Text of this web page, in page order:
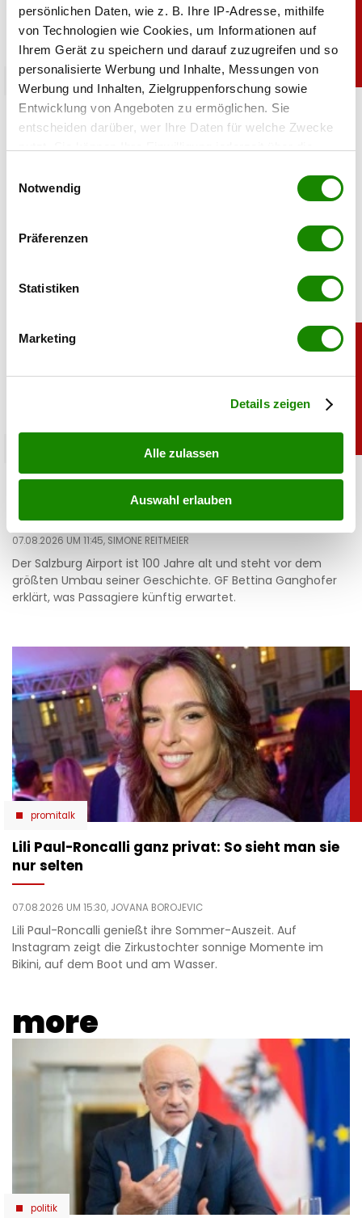
persönlichen Daten, wie z. B. Ihre IP-Adresse, mithilfe
von Technologien wie Cookies, um Informationen auf
Ihrem Gerät zu speichern und darauf zuzugreifen und so
personalisierte Werbung und Inhalte, Messungen von
Werbung und Inhalten, Zielgruppenforschung sowie
Entwicklung von Angeboten zu ermöglichen. Sie
entscheiden darüber, wer Ihre Daten für welche Zwecke
Trigger Symbol ändern oder widerrufen
Informationen über Ihre geografische Lage
können
bestimmten Merkmalen (Fingerprinting) identifizieren
Erfahren Sie mehr darüber, wie Ihre persönlichen Daten
Notwendig
Präferenzen
Statistiken
Marketing
Details zeigen
Alle zulassen
Auswahl erlauben
Crazy Cheese Konkurs: Käse-Millionär
Ludomirska ist pleite
Crazy Cheese ist pleite: Zwei Firmen sind insolvent, alle
Mega-Umbau: Neue Skyline für den Salzburg
07.08.2026 UM 11:45, SIMONE REITMEIER
Der Salzburg Airport ist 100 Jahre alt und steht vor dem
größten Umbau seiner Geschichte. GF Bettina Ganghofer
erklärt, was Passagiere künftig erwartet.
promitalk
Lili Paul-Roncalli ganz privat: So sieht man sie
nur selten
07.08.2026 UM 15:30, JOVANA BOROJEVIC
Lili Paul-Roncalli genießt ihre Sommer-Auszeit. Auf
Instagram zeigt die Zirkustochter sonnige Momente im
Bikini, auf dem Boot und am Wasser.
more
politik